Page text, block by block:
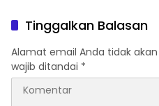
Tinggalkan Balasan
Alamat email Anda tidak akan
wajib ditandai *